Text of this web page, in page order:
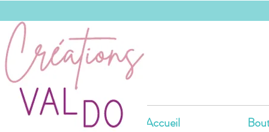
Accueil